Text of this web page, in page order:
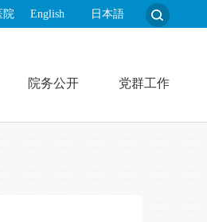
院 English 日本語
院务公开 党群工作